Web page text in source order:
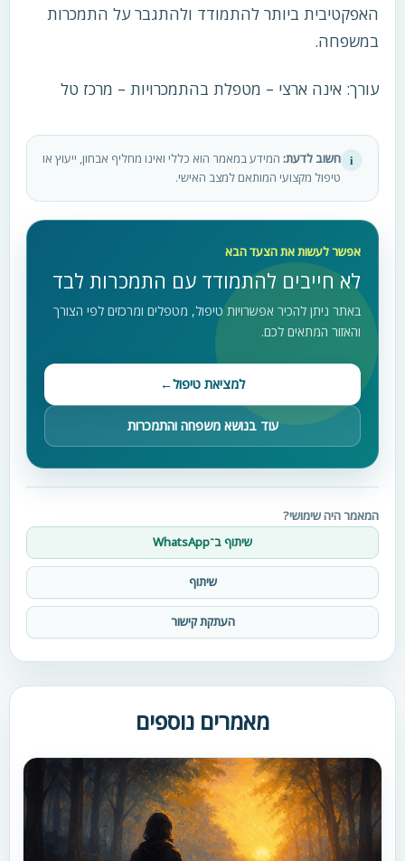
האפקטיבית ביותר להתמודד ולהתגבר על התמכרות
במשפחה.
עורך: אינה ארצי – מטפלת בהתמכרויות – מרכז טל
i חשוב לדעת: המידע במאמר הוא כללי ואינו מחליף אבחון, ייעוץ או
טיפול מקצועי המותאם למצב האישי.
אפשר לעשות את הצעד הבא
לא חייבים להתמודד עם התמכרות לבד
באתר ניתן להכיר אפשרויות טיפול, מטפלים ומרכזים לפי הצורך
והאזור המתאים לכם.
למציאת טיפול←
עוד בנושא משפחה והתמכרות
המאמר היה שימושי?
שיתוף ב־WhatsApp
שיתוף
העתקת קישור
מאמרים נוספים